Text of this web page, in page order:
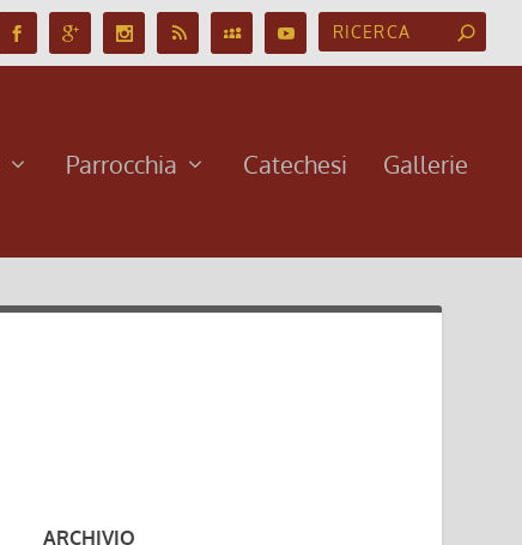
Parrocchia Catechesi Gallerie
ARCHIVIO